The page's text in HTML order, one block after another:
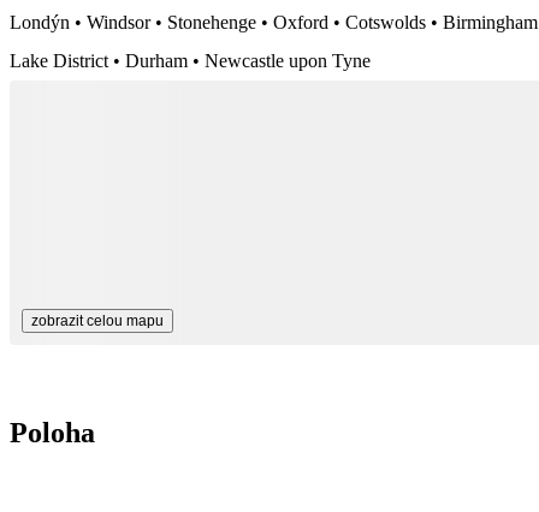
Londýn • Windsor • Stonehenge • Oxford • Cotswolds •
Lake District • Durham • Newcastle upon Tyne
zobrazit celou mapu
Poloha